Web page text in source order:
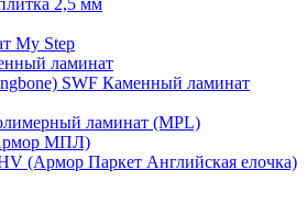
2,5 мм
My Step
ламинат
SWF Каменный ламинат
ламинат (MPL)
МПЛ)
(Армор Паркет Английская елочка)